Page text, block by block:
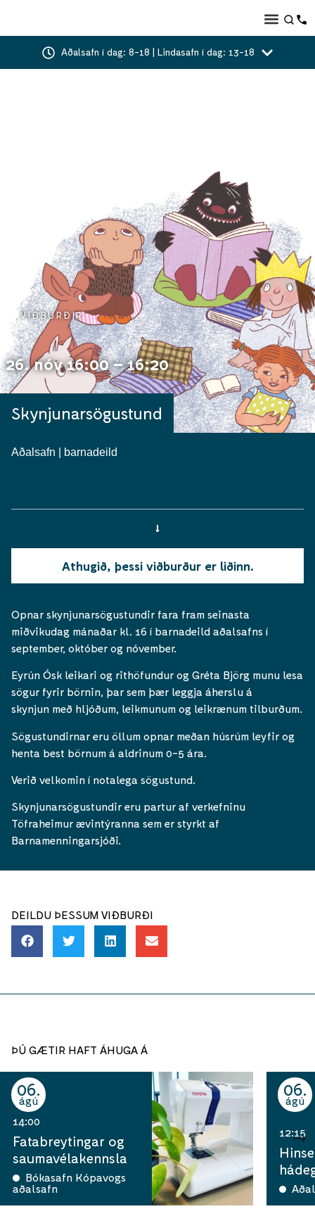
Aðalsafn í dag: 8-18 | Lindasafn í dag: 13-18
VIÐBURÐIR
26. nóv 16:00 – 16:20
Skynjunarsögustund
Aðalsafn | barnadeild
Athugið, þessi viðburður er liðinn.
Opnar skynjunarsögustundir fara fram seinasta
miðvikudag mánaðar kl. 16 í barnadeild aðalsafns í
september, október og nóvember.
Eyrún Ósk leikari og rithöfundur og Gréta Björg munu lesa
sögur fyrir börnin, þar sem þær leggja áherslu á
skynjun með hljóðum, leikmunum og leikrænum tilburðum.
Sögustundirnar eru öllum opnar meðan húsrúm leyfir og
henta best börnum á aldrinum 0-5 ára.
Verið velkomin í notalega sögustund.
Skynjunarsögustundir eru partur af verkefninu
Töfraheimur ævintýranna sem er styrkt af
Barnamenningarsjóði.
DEILDU ÞESSUM VIÐBURÐI
ÞÚ GÆTIR HAFT ÁHUGA Á
06
ágú
14:00
Fatabreytingar og
saumavélakennsla
Bókasafn Kópavogs
aðalsafn
06
ágú
12:15